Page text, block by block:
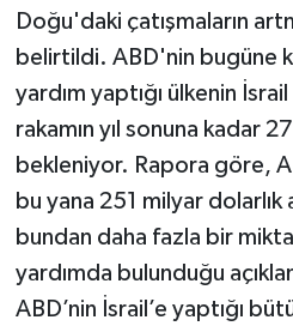
Doğu'daki çatışmaların
belirtildi. ABD'nin bugüne
yardım yaptığı ülkenin
rakamın yıl sonuna kadar
bekleniyor. Rapora göre,
bu yana 251 milyar dolarlık
bundan daha fazla bir
yardımda bulunduğu
ABD’nin İsrail’e yaptığı